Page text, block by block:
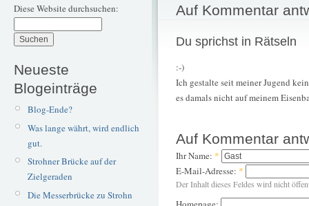
Diese Website durchsuchen:
Neueste
Blogeinträge
Blog-Ende?
Was lange währt, wird endlich
gut.
Strohner Brücke auf der
Zielgeraden
Die Messerbrücke zu Strohn
Auf Kommentar
Du sprichst in Rätseln
:-)
Ich gestalte seit meiner Jugend
es damals nicht auf meinem
Auf Kommentar
Ihr Name: *
E-Mail-Adresse: *
Der Inhalt dieses Feldes wird nicht